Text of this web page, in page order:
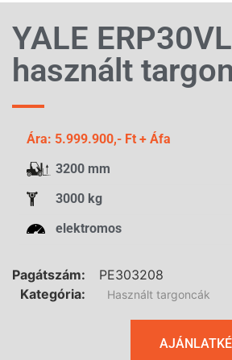
YALE
használt
Ára: 5.999.900,- Ft + Áfa
3200 mm
3000 kg
elektromos
Pagátszám:
PE303208
Kategória:
Használt targoncák